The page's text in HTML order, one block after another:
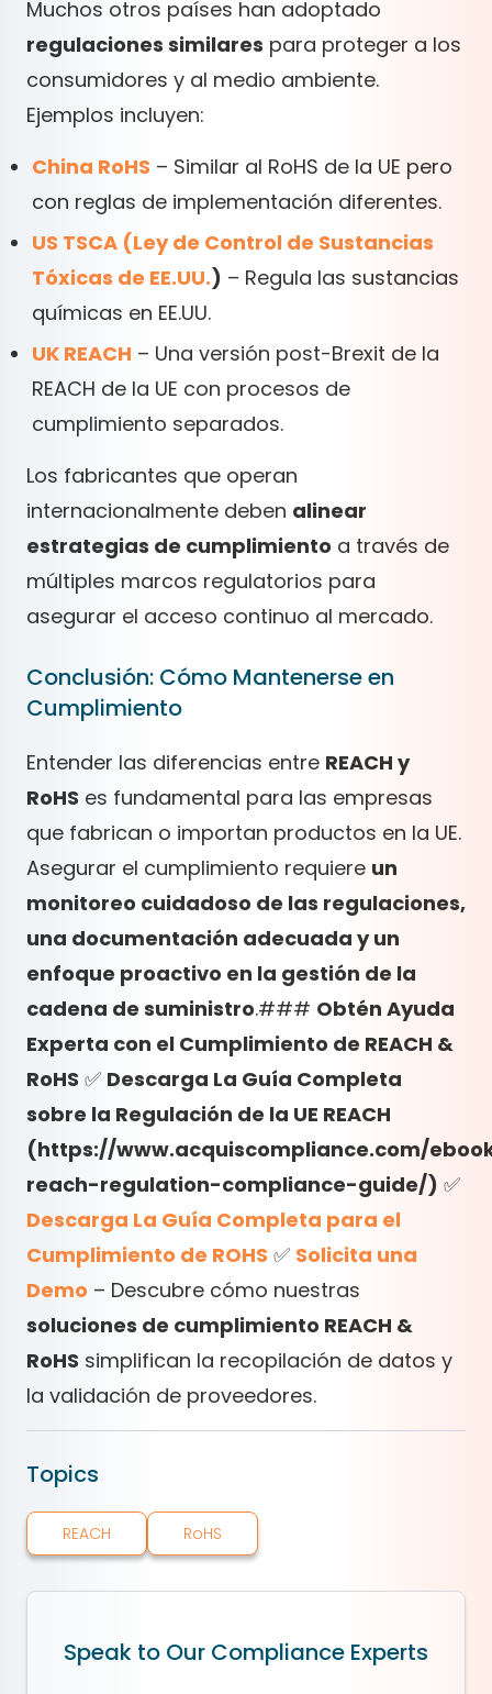
Muchos otros países han adoptado
regulaciones similares para proteger a los
consumidores y al medio ambiente.
Ejemplos incluyen:
China RoHS – Similar al RoHS de la UE pero
con reglas de implementación diferentes.
US TSCA (Ley de Control de Sustancias
Tóxicas de EE.UU.) – Regula las sustancias
químicas en EE.UU.
UK REACH – Una versión post-Brexit de la
REACH de la UE con procesos de
cumplimiento separados.
Los fabricantes que operan
internacionalmente deben alinear
estrategias de cumplimiento a través de
múltiples marcos regulatorios para
asegurar el acceso continuo al mercado.
Conclusión: Cómo Mantenerse en
Cumplimiento
Entender las diferencias entre REACH y
RoHS es fundamental para las empresas
que fabrican o importan productos en la UE.
Asegurar el cumplimiento requiere un
monitoreo cuidadoso de las regulaciones,
una documentación adecuada y un
enfoque proactivo en la gestión de la
cadena de suministro.### Obtén Ayuda
Experta con el Cumplimiento de REACH &
RoHS ✅ Descarga La Guía Completa
sobre la Regulación de la UE REACH
(https://www.acquiscompliance.com/
reach-regulation-compliance-guide/) ✅
Descarga La Guía Completa para el
Cumplimiento de ROHS ✅ Solicita una
Demo – Descubre cómo nuestras
soluciones de cumplimiento REACH &
RoHS simplifican la recopilación de datos y
la validación de proveedores.
Topics
REACH RoHS
Speak to Our Compliance Experts